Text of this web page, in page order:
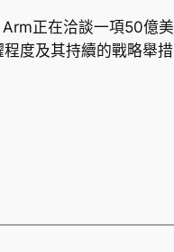
正在洽談一項50億
度及其持續的戰略舉措